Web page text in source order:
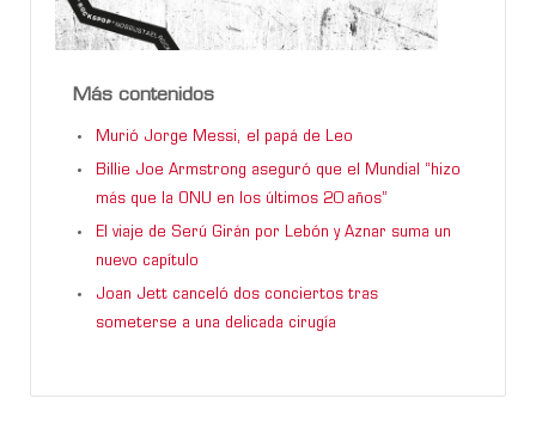
Más contenidos
Murió Jorge Messi, el papá de Leo
Billie Joe Armstrong aseguró que el Mundial “hizo
más que la ONU en los últimos 20 años”
El viaje de Serú Girán por Lebón y Aznar suma un
nuevo capítulo
Joan Jett canceló dos conciertos tras
someterse a una delicada cirugía